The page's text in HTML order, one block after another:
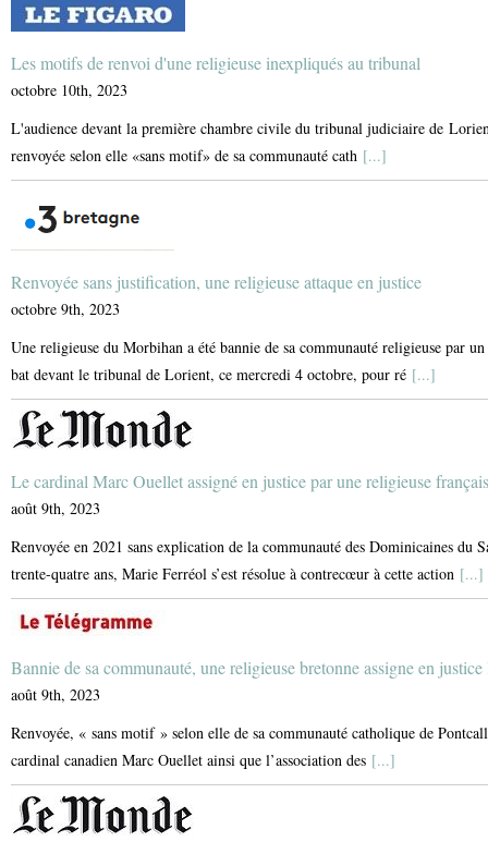
Les motifs de renvoi d'une religieuse inexpliqués au tribunal
octobre 10th, 2023
L'audience devant la première chambre civile du tribunal judiciaire de
renvoyée selon elle «sans motif» de sa communauté cath [...]
Renvoyée sans justification, une religieuse attaque en justice
octobre 9th, 2023
Une religieuse du Morbihan a été bannie de sa communauté religieuse par
bat devant le tribunal de Lorient, ce mercredi 4 octobre, pour ré [...]
Le cardinal Marc Ouellet assigné en justice par une religieuse
août 9th, 2023
Renvoyée en 2021 sans explication de la communauté des Dominicaines
trente-quatre ans, Marie Ferréol s’est résolue à contrecœur à cette action [...]
Bannie de sa communauté, une religieuse bretonne assigne en
août 9th, 2023
Renvoyée, « sans motif » selon elle de sa communauté catholique de
cardinal canadien Marc Ouellet ainsi que l’association des [...]